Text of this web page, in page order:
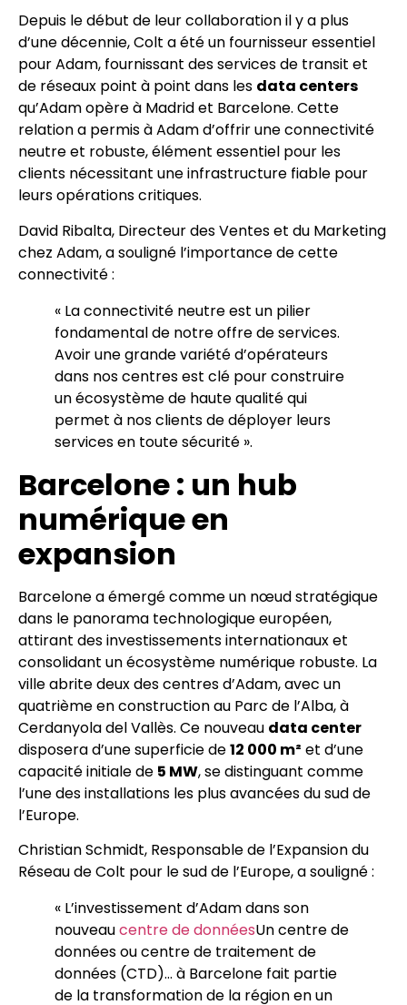
Depuis le début de leur collaboration il y a plus
d’une décennie, Colt a été un fournisseur essentiel
pour Adam, fournissant des services de transit et
de réseaux point à point dans les data centers
qu’Adam opère à Madrid et Barcelone. Cette
relation a permis à Adam d’offrir une connectivité
neutre et robuste, élément essentiel pour les
clients nécessitant une infrastructure fiable pour
leurs opérations critiques.
David Ribalta, Directeur des Ventes et du Marketing
chez Adam, a souligné l’importance de cette
connectivité :
« La connectivité neutre est un pilier
fondamental de notre offre de services.
Avoir une grande variété d’opérateurs
dans nos centres est clé pour construire
un écosystème de haute qualité qui
permet à nos clients de déployer leurs
services en toute sécurité ».
Barcelone : un hub
numérique en
expansion
Barcelone a émergé comme un nœud stratégique
dans le panorama technologique européen,
attirant des investissements internationaux et
consolidant un écosystème numérique robuste. La
ville abrite deux des centres d’Adam, avec un
quatrième en construction au Parc de l’Alba, à
Cerdanyola del Vallès. Ce nouveau data center
disposera d’une superficie de12 000 m² et d’une
capacité initiale de 5 MW, se distinguant comme
l’une des installations les plus avancées du sud de
l’Europe.
Christian Schmidt, Responsable de l’Expansion du
Réseau de Colt pour le sud de l’Europe, a souligné :
« L’investissement d’Adam dans son
nouveaucentre de donnéesUn centre de
données ou centre de traitement de
données (CTD)… à Barcelone fait partie
de la transformation de la région en un